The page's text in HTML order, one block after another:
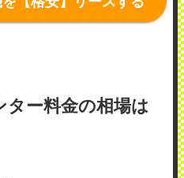
ター料金の相場は